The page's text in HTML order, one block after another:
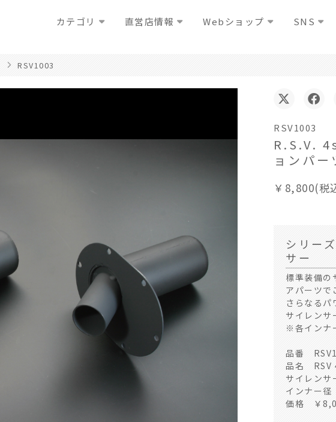
カテゴリ 直営店情報 Webショップ SNS
RSV1003
RSV1003
R.S.V.
ョンパー
￥8,800(税
シリー
サー
標準装備の
アパーツで
さらなるパ
サイレンサ
※各インナ
品番
品名 RSV
サイレンサ
インナー
価格 ￥